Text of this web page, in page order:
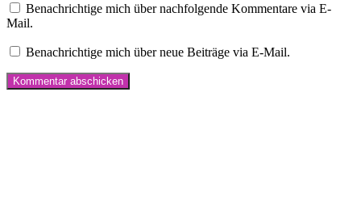
Benachrichtige mich über nachfolgende Kommentare via E-
Mail.
Benachrichtige mich über neue Beiträge via E-Mail.